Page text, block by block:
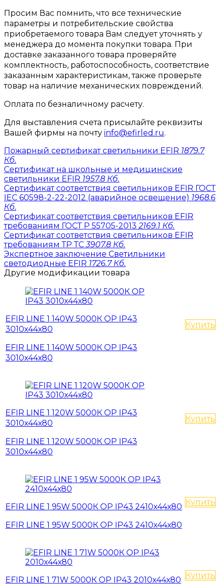
Просим Вас помнить, что все технические
параметры и потребительские свойства
приобретаемого товара Вам следует уточнять у
менеджера до момента покупки товара. При
доставке заказанного товара проверяйте
комплектность, работоспособность, соответствие
заказанным характеристикам, также проверьте
товар на наличие механических повреждений.
Оплата по безналичному расчету.
Для выставления счета присылайте реквизиты
Вашей фирмы на почту info@efirled.ru.
Пожарный сертификат светильники EFIR 1879.7
Кб.
Сертификат на школьные и медицинские
светильники EFIR 1957.8 Кб.
Сертификат соответствия светильников EFIR ГОСТ
IEC 60598-2-22-2012 (аварийное освещение) 1968.6
Кб.
Сертификат соответствия светильников EFIR
требованиям ГОСТ Р 55705-2013 2169.1 Кб.
Сертификат соответствия светильников EFIR
требованиям ТР ТС 3907.8 Кб.
Экспертное заключение Светильники
светодиодные EFIR 1726.7 Кб.
Другие модификации товара
EFIR LINE 1 140W 5000К OP IP43
3010х44х80
EFIR LINE 1 140W 5000К OP IP43
3010х44х80
Купить
EFIR LINE 1 120W 5000К OP IP43
3010х44х80
EFIR LINE 1 120W 5000К OP IP43
3010х44х80
Купить
EFIR LINE 1 95W 5000К OP IP43 2410х44х80
EFIR LINE 1 95W 5000К OP IP43 2410х44х80
Купить
EFIR LINE 1 71W 5000К OP IP43 2010х44х80 Купить